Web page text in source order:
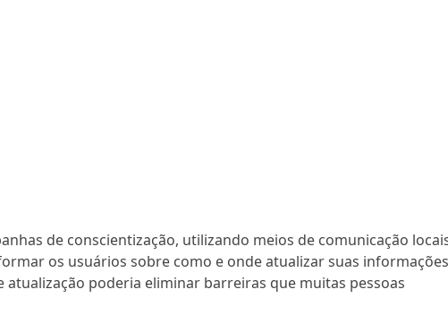
de conscientização, utilizando meios de comunicação
os usuários sobre como e onde atualizar suas
atualização poderia eliminar barreiras que muitas pessoas